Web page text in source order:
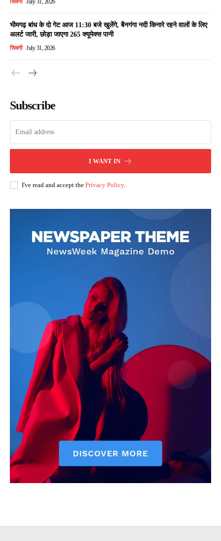
सिवनी July 31, 2026
भीमगढ़ बांध के दो गेट आज 11:30 बजे खुलेंगे, बैनगंगा नदी किनारे रहने वालों के लिए
अलर्ट जारी, छोड़ा जाएगा 265 क्यूमेक्स पानी
सिवनी July 31, 2026
Subscribe
I WANT IN
I've read and accept the Privacy Policy.